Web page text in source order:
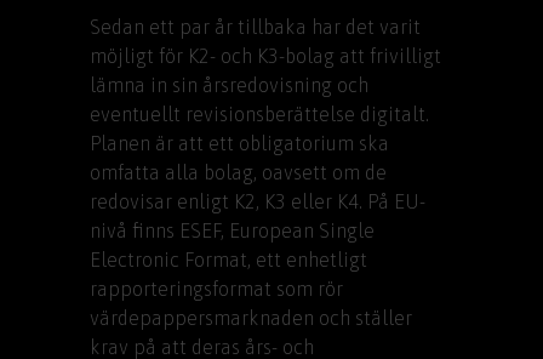
Sedan ett par år tillbaka har det varit
möjligt för K2- och K3-bolag att frivilligt
lämna in sin årsredovisning och
eventuellt revisionsberättelse digitalt.
Planen är att ett obligatorium ska
omfatta alla bolag, oavsett om de
redovisar enligt K2, K3 eller K4. På EU-
nivå finns ESEF, European Single
Electronic Format, ett enhetligt
rapporteringsformat som rör
värdepappersmarknaden och ställer
krav på att deras års- och